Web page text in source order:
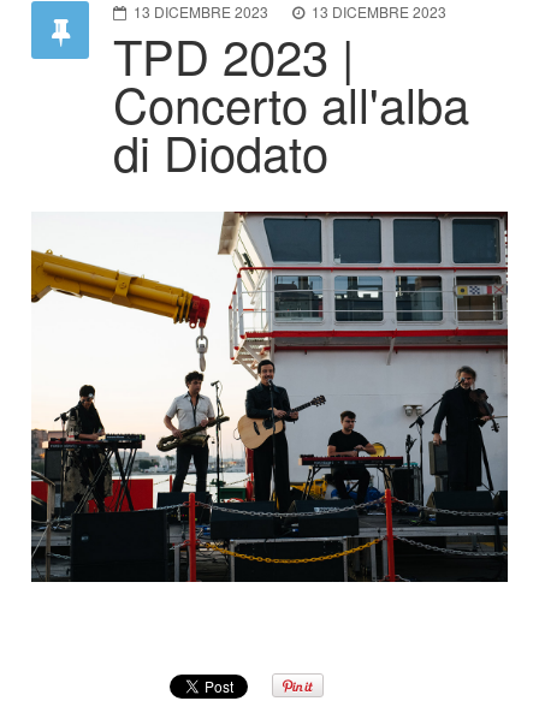
13 DICEMBRE 2023 13 DICEMBRE 2023
TPD 2023 |
Concerto all'alba
di Diodato